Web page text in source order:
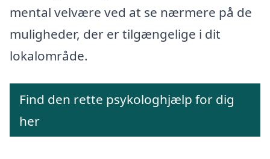
mental velvære ved at se nærmere på de
muligheder, der er tilgængelige i dit
lokalområde.
Find den rette psykologhjælp for dig
her